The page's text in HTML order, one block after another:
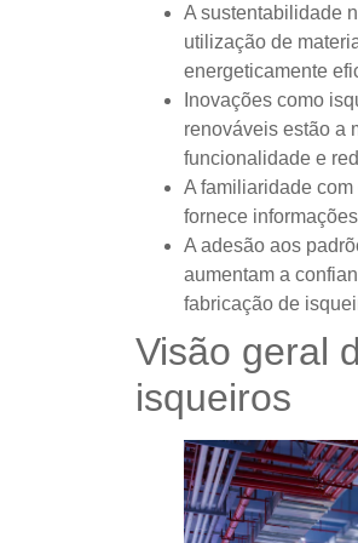
A sustentabilidade
utilização de
energeticamente
Inovações como
renováveis ​​estão a
funcionalidade e
A familiaridade
fornece
A adesão aos
aumentam a
fabricação de
Visão geral
isqueiros